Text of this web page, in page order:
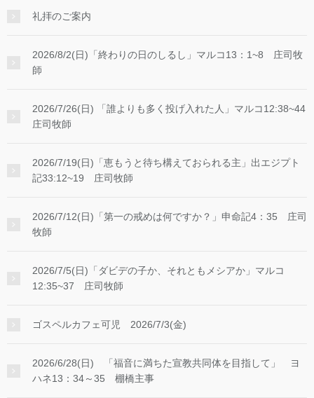
礼拝のご案内
2026/8/2(日)「終わりの日のしるし」マルコ13：1~8 庄司牧
師
2026/7/26(日) 「誰よりも多く投げ入れた人」マルコ12:38~44
庄司牧師
2026/7/19(日)「恵もうと待ち構えておられる主」出エジプト
記33:12~19 庄司牧師
2026/7/12(日)「第一の戒めは何ですか？」申命記4：35 庄司
牧師
2026/7/5(日)「ダビデの子か、それともメシアか」マルコ
12:35~37 庄司牧師
ゴスペルカフェ可児 2026/7/3(金)
2026/6/28(日) 「福音に満ちた宣教共同体を目指して」 ヨ
ハネ13：34～35 棚橋主事